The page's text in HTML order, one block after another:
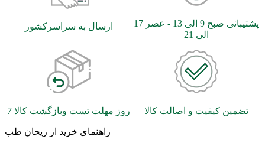
ارسال به سراسرکشور
پشتیبانی صبح 9 الی 13 - عصر 17
الی 21
7 روز مهلت تست وبازگشت کالا تضمین کیفیت و اصالت کالا
راهنمای خرید از ریحان طب